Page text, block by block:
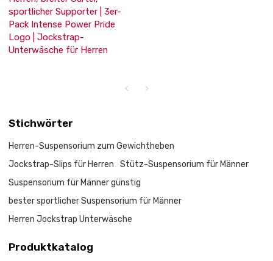
sportlicher Supporter | 3er-
Pack Intense Power Pride
Logo | Jockstrap-
Unterwäsche für Herren
Stichwörter
Herren-Suspensorium zum Gewichtheben
Jockstrap-Slips für Herren
Stütz-Suspensorium für Männer
Suspensorium für Männer günstig
bester sportlicher Suspensorium für Männer
Herren Jockstrap Unterwäsche
Produktkatalog